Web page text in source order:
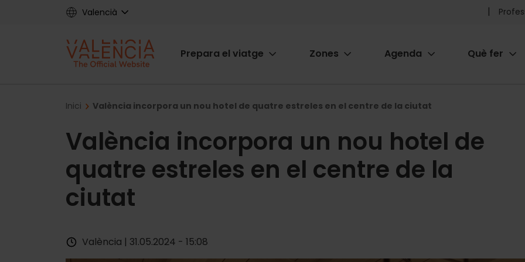
Valencià
Pre
Main
Prepara el viatge Zones Agenda Què fer
Breadcrumb
Inici València incorpora un nou hotel de quatre estreles en el centre de la ciutat
València incorpora un nou hotel de
quatre estreles en el centre de la
ciutat
València | 31.05.2024 - 15:08